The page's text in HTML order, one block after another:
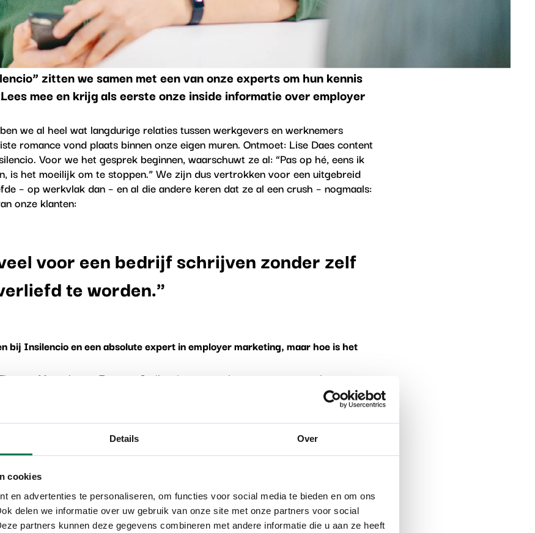
Details Over
cookies
en advertenties te personaliseren, om functies voor social media te bieden en om ons
delen we informatie over uw gebruik van onze site met onze partners voor social
partners kunnen deze gegevens combineren met andere informatie die u aan ze heeft
zitten we samen met een van onze experts om hun kennis
mee en krijg als eerste onze inside informatie over employer
we al heel wat langdurige relaties tussen werkgevers en werknemers
romance vond plaats binnen onze eigen muren. Ontmoet: Lise Daes content
Voor we het gesprek beginnen, waarschuwt ze al:“Pas op hé, eens ik
is het moeilijk om te stoppen.”We zijn dus vertrokken voor een uitgebreid
– op werkvlak dan – en al die andere keren dat ze al eencrush– nogmaals:
onze klanten:
voor een bedrijf schrijven zonder zelf
te worden."
bij Insilencio en een absolute expert in employer marketing, maar hoe is het
More, kwam Tom van Insilencio een gastles geven over employer
Dus heb ik een groot risico genomen door al mijn eieren in één mandje
Ik moest en zou bij Insilencio terechtkomen. Verliefdheid doet iets met een
op school kwam, voelde ik dat ik nu echt vertrokken was. Ik had bij
die kennis kon ik al meteen toepassen in mijn studies. Een jaar later verscheen
creator/copywriter. Ik heb heel even getwijfeld – moet ik wel met mijn
niet beter om nog wat rond te kijken? – maar de job voelde té hard alsof ze